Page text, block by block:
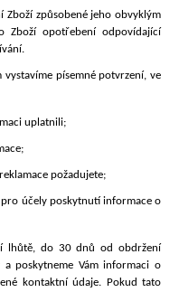
Zboží způsobené jeho obvyklým
Zboží opotřebení odpovídající
vystavíme písemné potvrzení, ve
uplatnili;
požadujete;
pro účely poskytnutí informace o
lhůtě, do 30 dnů od obdržení
a poskytneme Vám informaci o
kontaktní údaje. Pokud tato